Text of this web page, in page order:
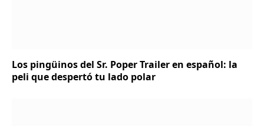
Los pingüinos del Sr. Poper Trailer en español: la
peli que despertó tu lado polar